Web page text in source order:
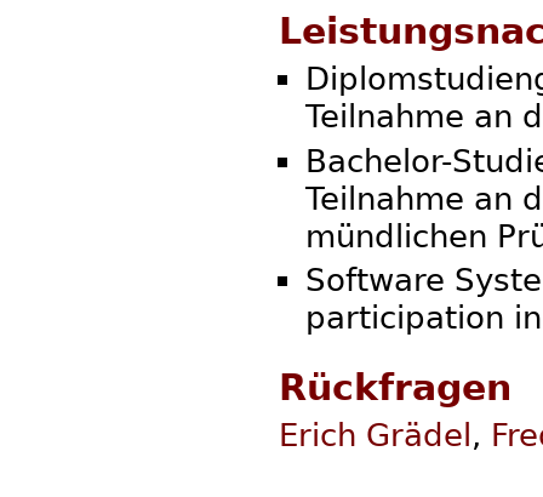
Teilnahme an
Bachelor-
Teilnahme an
mündlichen
Software
participation
Rückfragen
Erich Grädel ,